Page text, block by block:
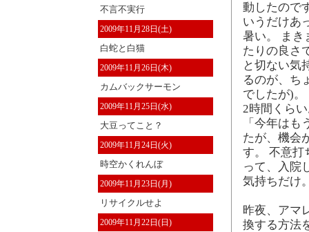
不言不実行
2009年11月28日(土)
白蛇と白猫
2009年11月26日(木)
カムバックサーモン
2009年11月25日(水)
大豆ってこと？
2009年11月24日(火)
時空かくれんぼ
2009年11月23日(月)
リサイクルせよ
2009年11月22日(日)
動したので
いうだけあ
暑い。 まき
たりの良さ
と切ない気
るのが、ち
でしたが)。
2時間くら
「今年は
たが、機会
す。 不意打
って、入院
気持ちだけ
昨夜、アマ
換する方法